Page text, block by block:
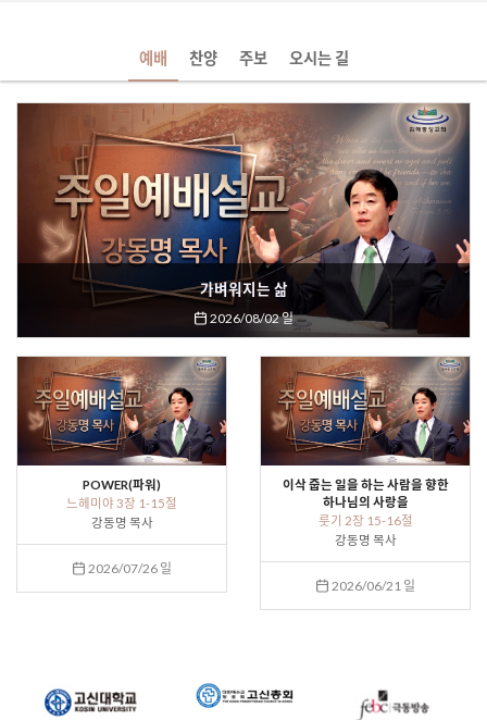
예배 찬양 주보 오시는 길
가벼워지는 삶
2026/08/02 일
POWER(파워)
느헤미야 3장 1-15절
강동명 목사
2026/07/26 일
이삭 줍는 일을 하는 사람을 향한
하나님의 사랑을
룻기 2장 15-16절
강동명 목사
2026/06/21 일